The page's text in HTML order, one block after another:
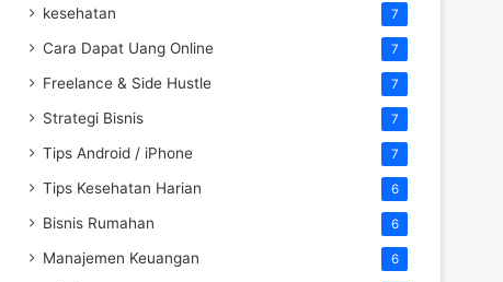
kesehatan 7
Cara Dapat Uang Online 7
Freelance & Side Hustle 7
Strategi Bisnis 7
Tips Android / iPhone 7
Tips Kesehatan Harian 6
Bisnis Rumahan 6
Manajemen Keuangan 6